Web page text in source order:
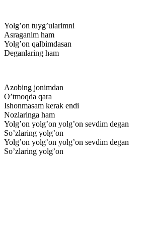
Yolg’on tuyg’ularimni
Asraganim ham
Yolg’on qalbimdasan
Deganlaring ham
Azobing jonimdan
O’tmoqda qara
Ishonmasam kerak endi
Nozlaringa ham
Yolg’on yolg’on yolg’on sevdim degan
So’zlaring yolg’on
Yolg’on yolg’on yolg’on sevdim degan
So’zlaring yolg’on